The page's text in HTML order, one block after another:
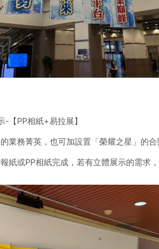
【PP相紙+易拉展】
務菁英，也可加設置「榮耀之星」的合
或PP相紙完成，若有立體展示的需求，